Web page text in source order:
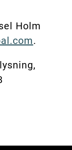
Holm
.